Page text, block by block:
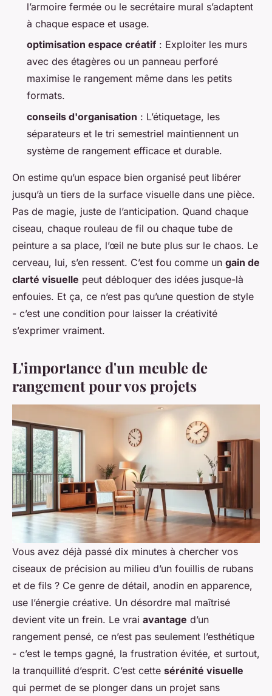
l’armoire fermée ou le secrétaire mural s’adaptent
à chaque espace et usage.
optimisation espace créatif : Exploiter les murs
avec des étagères ou un panneau perforé
maximise le rangement même dans les petits
formats.
conseils d'organisation : L’étiquetage, les
séparateurs et le tri semestriel maintiennent un
système de rangement efficace et durable.
On estime qu’un espace bien organisé peut libérer
jusqu’à un tiers de la surface visuelle dans une pièce.
Pas de magie, juste de l’anticipation. Quand chaque
ciseau, chaque rouleau de fil ou chaque tube de
peinture a sa place, l’œil ne bute plus sur le chaos. Le
cerveau, lui, s’en ressent. C’est fou comme un gain de
clarté visuelle peut débloquer des idées jusque-là
enfouies. Et ça, ce n’est pas qu’une question de style
- c’est une condition pour laisser la créativité
s’exprimer vraiment.
L'importance d'un meuble de
rangement pour vos projets
Vous avez déjà passé dix minutes à chercher vos
ciseaux de précision au milieu d’un fouillis de rubans
et de fils ? Ce genre de détail, anodin en apparence,
use l’énergie créative. Un désordre mal maîtrisé
devient vite un frein. Le vrai avantage d’un
rangement pensé, ce n’est pas seulement l’esthétique
- c’est le temps gagné, la frustration évitée, et surtout,
la tranquillité d’esprit. C’est cette sérénité visuelle
qui permet de se plonger dans un projet sans